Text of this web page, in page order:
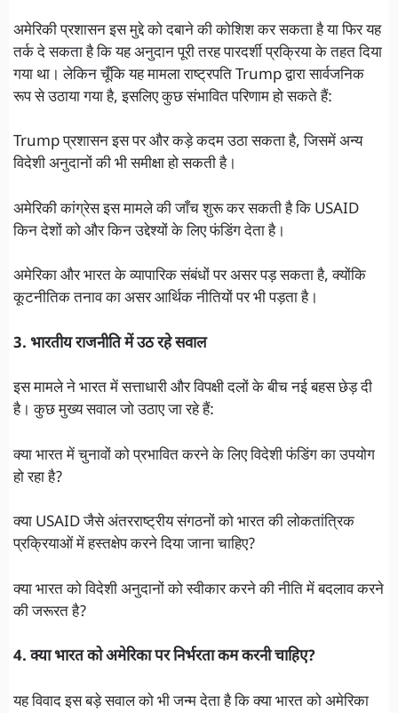
अमेरिकी प्रशासन इस मुद्दे को दबाने की कोशिश कर सकता है या फिर यह
तर्क दे सकता है कि यह अनुदान पूरी तरह पारदर्शी प्रक्रिया के तहत दिया
गया था। लेकिन चूँकि यह मामला राष्ट्रपति Trump द्वारा सार्वजनिक
रूप से उठाया गया है, इसलिए कुछ संभावित परिणाम हो सकते हैं:
Trump प्रशासन इस पर और कड़े कदम उठा सकता है, जिसमें अन्य
विदेशी अनुदानों की भी समीक्षा हो सकती है।
अमेरिकी कांग्रेस इस मामले की जाँच शुरू कर सकती है कि USAID
किन देशों को और किन उद्देश्यों के लिए फंडिंग देता है।
अमेरिका और भारत के व्यापारिक संबंधों पर असर पड़ सकता है, क्योंकि
कूटनीतिक तनाव का असर आर्थिक नीतियों पर भी पड़ता है।
3. भारतीय राजनीति में उठ रहे सवाल
इस मामले ने भारत में सत्ताधारी और विपक्षी दलों के बीच नई बहस छेड़ दी
है। कुछ मुख्य सवाल जो उठाए जा रहे हैं:
क्या भारत में चुनावों को प्रभावित करने के लिए विदेशी फंडिंग का उपयोग
हो रहा है?
क्या USAID जैसे अंतरराष्ट्रीय संगठनों को भारत की लोकतांत्रिक
प्रक्रियाओं में हस्तक्षेप करने दिया जाना चाहिए?
क्या भारत को विदेशी अनुदानों को स्वीकार करने की नीति में बदलाव करने
की जरूरत है?
4. क्या भारत को अमेरिका पर निर्भरता कम करनी चाहिए?
यह विवाद इस बड़े सवाल को भी जन्म देता है कि क्या भारत को अमेरिका